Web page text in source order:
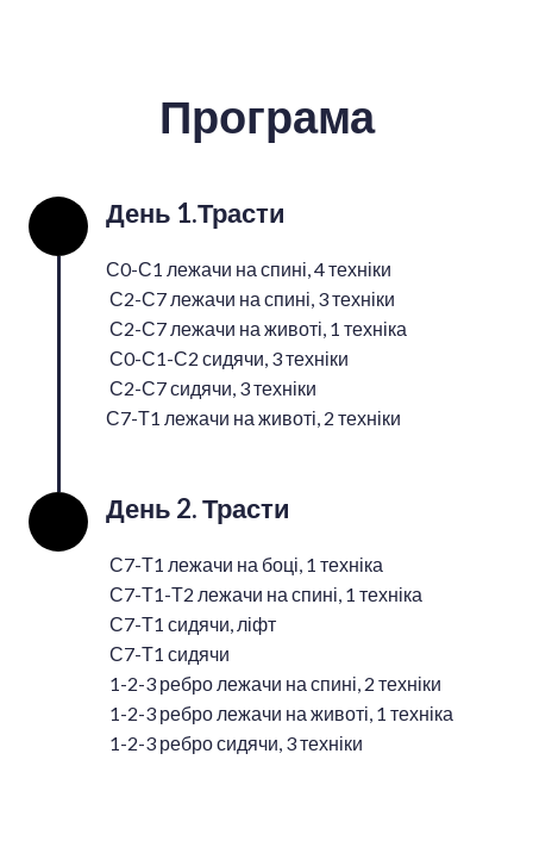
Програма
День 1.Трасти
С0-С1 лежачи на спині, 4 техніки
С2-С7 лежачи на спині, 3 техніки
С2-С7 лежачи на животі, 1 техніка
С0-С1-С2 сидячи, 3 техніки
С2-С7 сидячи, 3 техніки
С7-Т1 лежачи на животі, 2 техніки
День 2. Трасти
С7-Т1 лежачи на боці, 1 техніка
С7-Т1-Т2 лежачи на спині, 1 техніка
С7-Т1 сидячи, ліфт
С7-Т1 сидячи
1-2-3 ребро лежачи на спині, 2 техніки
1-2-3 ребро лежачи на животі, 1 техніка
1-2-3 ребро сидячи, 3 техніки